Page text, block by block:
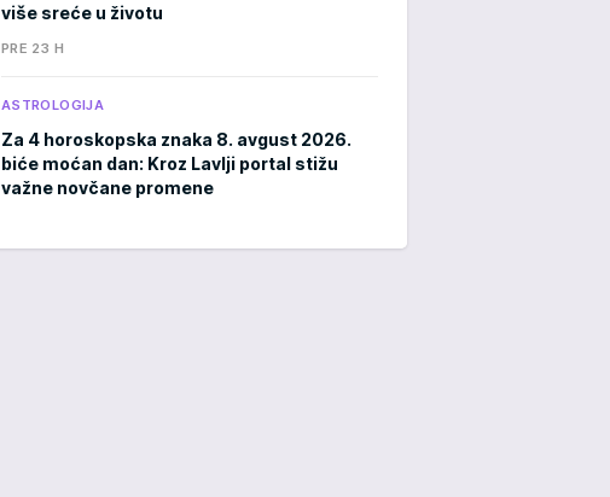
više sreće u životu
PRE 23 H
ASTROLOGIJA
Za 4 horoskopska znaka 8. avgust 2026.
biće moćan dan: Kroz Lavlji portal stižu
važne novčane promene